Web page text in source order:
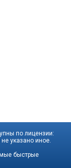
по лицензии:
указано иное.
быстрые